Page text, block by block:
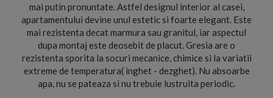
mai putin pronuntate. Astfel designul interior al casei,
apartamentului devine unul estetic si foarte elegant. Este
mai rezistenta decat marmura sau granitul, iar aspectul
dupa montaj este deosebit de placut. Gresia are o
rezistenta sporita la socuri mecanice, chimice si la variatii
extreme de temperatura( inghet - dezghet). Nu absoarbe
apa, nu se pateaza si nu trebuie lustruita periodic.